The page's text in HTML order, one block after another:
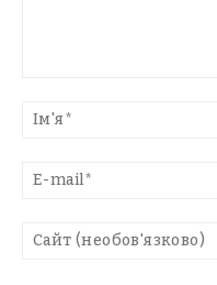
текст